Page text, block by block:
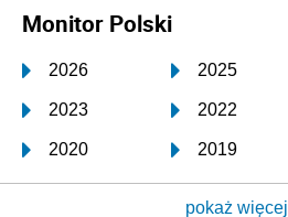
Monitor Polski
2026 2025
2023 2022
2020 2019
2017 2016
pokaż więcej